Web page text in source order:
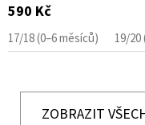
590 Kč
17/18 (0–6 měsíců) 19/20
ZOBRAZIT